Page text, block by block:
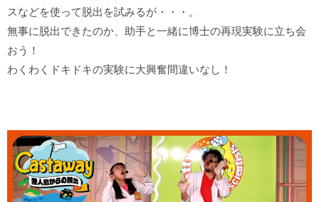
お知らせ
SNS
個人情報保護方針
スなどを使って脱出を試みるが・・・。
無事に脱出できたのか、助手と一緒に博士の再現実験に立ち会
おう！
わくわくドキドキの実験に大興奮間違いなし！